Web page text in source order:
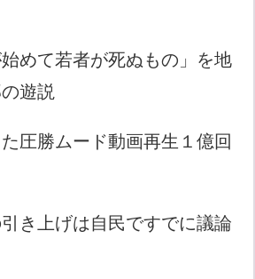
めて若者が死ぬもの」を地
遊説
圧勝ムード動画再生１億回
き上げは自民ですでに議論